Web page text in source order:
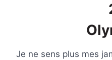
Je ne sens plus mes